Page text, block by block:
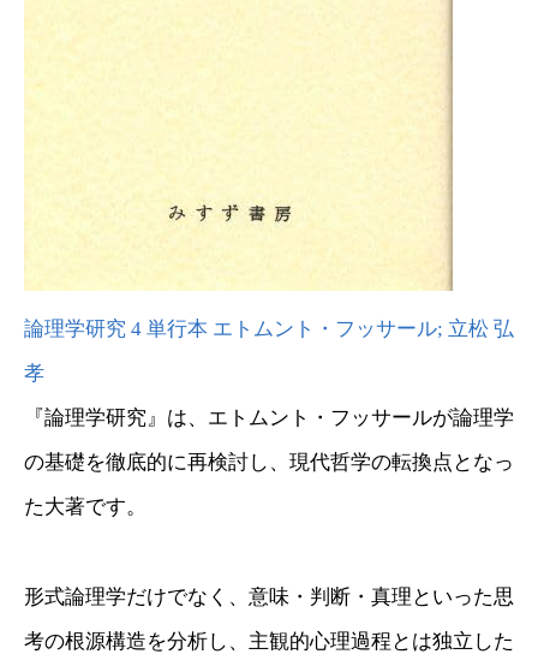
論理学研究 4 単行本 エトムント・フッサール; 立松 弘
孝
『論理学研究』は、エトムント・フッサールが論理学
の基礎を徹底的に再検討し、現代哲学の転換点となっ
た大著です。
形式論理学だけでなく、意味・判断・真理といった思
考の根源構造を分析し、主観的心理過程とは独立した